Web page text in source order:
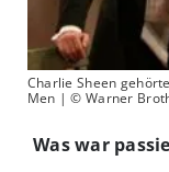
Charlie Sheen
Men | © Warner
Was war